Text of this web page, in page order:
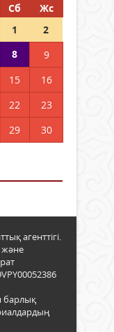
Сб
Жс
1
2
8
9
15
16
22
23
29
30
агенттігі.
және
барлық